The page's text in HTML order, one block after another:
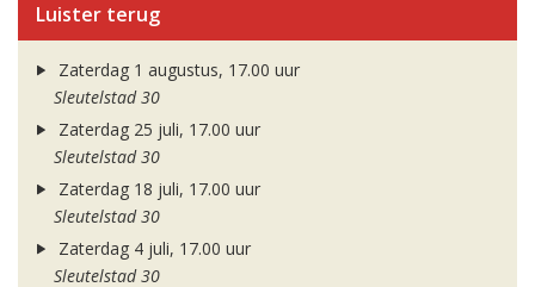
Luister terug
Zaterdag 1 augustus, 17.00 uur
Sleutelstad 30
Zaterdag 25 juli, 17.00 uur
Sleutelstad 30
Zaterdag 18 juli, 17.00 uur
Sleutelstad 30
Zaterdag 4 juli, 17.00 uur
Sleutelstad 30